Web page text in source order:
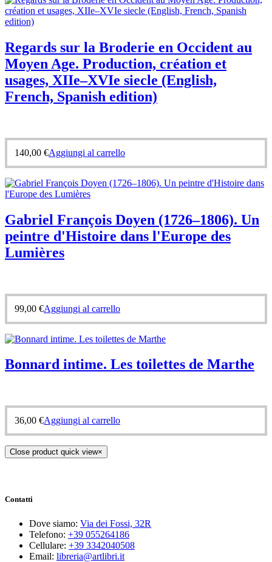
Regards sur la Broderie en Occident au
Moyen Age. Production, création et
usages, XIIe–XVIe siecle (English,
French, Spanish edition)
140,00 €Aggiungi al carrello
Gabriel François Doyen (1726–1806). Un
peintre d'Histoire dans l'Europe des
Lumières
99,00 €Aggiungi al carrello
Bonnard intime. Les toilettes de Marthe
36,00 €Aggiungi al carrello
Close product quick view×
Contatti
Dove siamo: Via dei Fossi, 32R
Telefono: +39 055264186
Cellulare: +39 3342040508
Email: libreria@artlibri.it